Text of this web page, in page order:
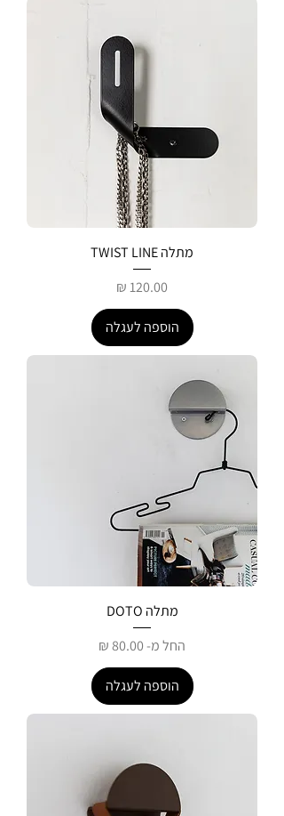
מתלה TWIST LINE
מחיר
הוספה לעגלה
מתלה DOTO
החל מ-
מחיר מבצע
הוספה לעגלה